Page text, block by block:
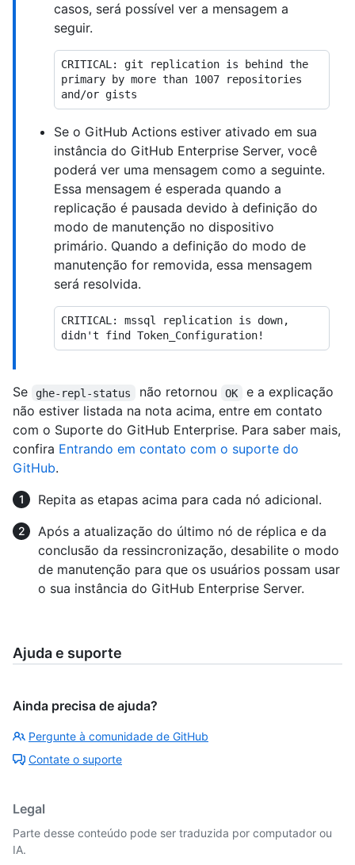
casos, será possível ver a mensagem a
seguir.
CRITICAL: git replication is behind the
primary by more than 1007 repositories
Se o GitHub Actions estiver ativado em sua
instância do GitHub Enterprise Server, você
poderá ver uma mensagem como a seguinte.
Essa mensagem é esperada quando a
replicação é pausada devido à definição do
modo de manutenção no dispositivo
primário. Quando a definição do modo de
manutenção for removida, essa mensagem
será resolvida.
CRITICAL: mssql replication is down,
Se ghe-repl-status não retornou OK
e a explicação
não estiver listada na nota acima, entre em contato
com o Suporte do GitHub Enterprise. Para saber mais,
confira Entrando em contato com o suporte do
GitHub.
Repita as etapas acima para cada nó adicional.
Após a atualização do último nó de réplica e da
conclusão da ressincronização, desabilite o modo
de manutenção para que os usuários possam usar
o sua instância do GitHub Enterprise Server.
Ajuda e suporte
Ainda precisa de ajuda?
Pergunte à comunidade de GitHub
Contate o suporte
Legal
Parte desse conteúdo pode ser traduzida por computador ou
IA.